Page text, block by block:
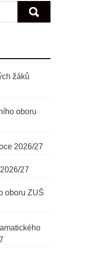
žáků
oboru
2026/27
27
oboru ZUŠ